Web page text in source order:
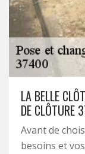
LA BELLE
DE CLÔTURE
Avant de
besoins et